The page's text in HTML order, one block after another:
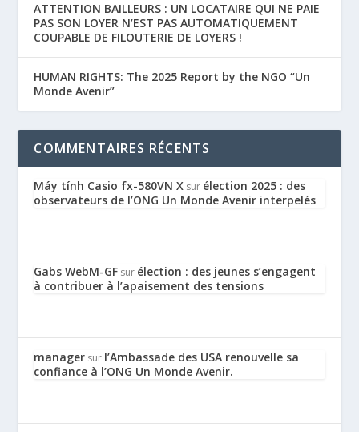
ATTENTION BAILLEURS : UN LOCATAIRE QUI NE PAIE
PAS SON LOYER N’EST PAS AUTOMATIQUEMENT
COUPABLE DE FILOUTERIE DE LOYERS !
HUMAN RIGHTS: The 2025 Report by the NGO “Un
Monde Avenir”
COMMENTAIRES RÉCENTS
Máy tính Casio fx-580VN X sur élection 2025 : des
observateurs de l’ONG Un Monde Avenir interpelés
Gabs WebM-GF sur élection : des jeunes s’engagent
à contribuer à l’apaisement des tensions
manager sur l’Ambassade des USA renouvelle sa
confiance à l’ONG Un Monde Avenir.